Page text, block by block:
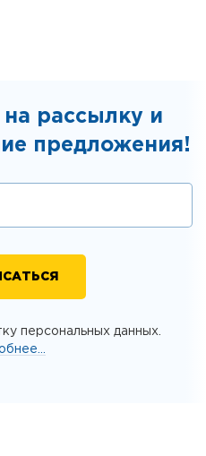
рассылку и
предложения!
персональных данных.